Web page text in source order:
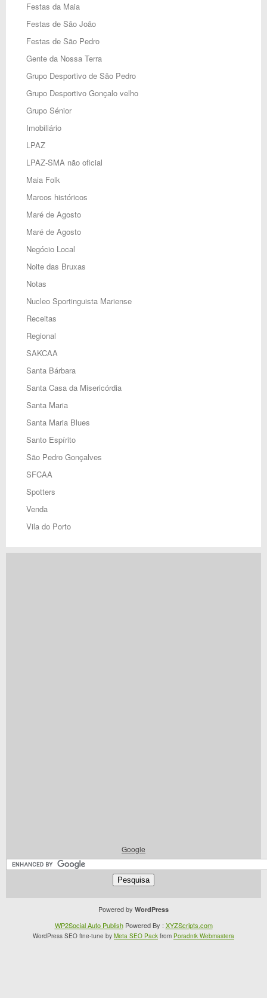
Festas da Maia
Festas de São João
Festas de São Pedro
Gente da Nossa Terra
Grupo Desportivo de São Pedro
Grupo Desportivo Gonçalo velho
Grupo Sénior
Imobiliário
LPAZ
LPAZ-SMA não oficial
Maia Folk
Marcos históricos
Maré de Agosto
Maré de Agosto
Negócio Local
Noite das Bruxas
Notas
Nucleo Sportinguista Mariense
Receitas
Regional
SAKCAA
Santa Bárbara
Santa Casa da Misericórdia
Santa Maria
Santa Maria Blues
Santo Espírito
São Pedro Gonçalves
SFCAA
Spotters
Venda
Vila do Porto
Google
Powered by WordPress
WP2Social Auto PublishPowered By : XYZScripts.com
WordPress SEO fine-tune by Meta SEO Pack from Poradnik Webmastera